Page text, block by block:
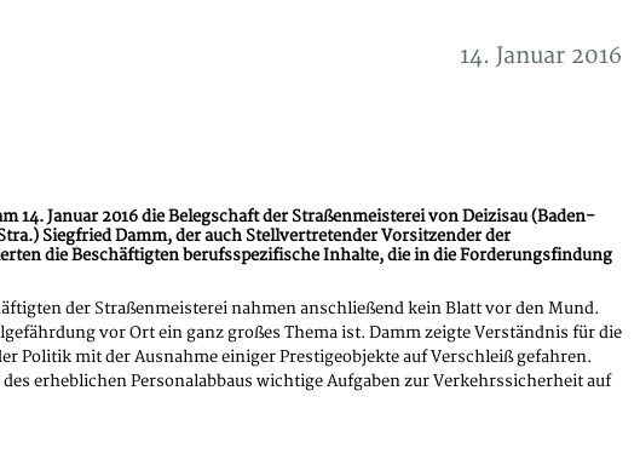
14. Januar 2016
Januar 2016 die Belegschaft der Straßenmeisterei von Deizisau (Baden-
Siegfried Damm, der auch Stellvertretender Vorsitzender der
die Beschäftigten berufsspezifische Inhalte, die in die Forderungsfindung
der Straßenmeisterei nahmen anschließend kein Blatt vor den Mund.
vor Ort ein ganz großes Thema ist. Damm zeigte Verständnis für die
Politik mit der Ausnahme einiger Prestigeobjekte auf Verschleiß gefahren.
erheblichen Personalabbaus wichtige Aufgaben zur Verkehrssicherheit auf